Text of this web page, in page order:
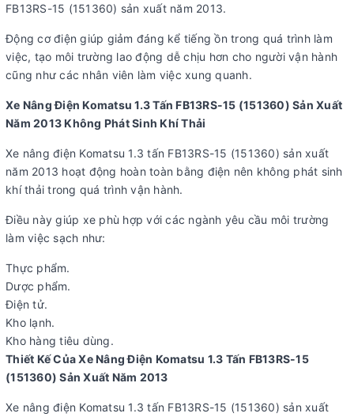
FB13RS-15 (151360) sản xuất năm 2013.
Động cơ điện giúp giảm đáng kể tiếng ồn trong quá trình làm
việc, tạo môi trường lao động dễ chịu hơn cho người vận hành
cũng như các nhân viên làm việc xung quanh.
Xe Nâng Điện Komatsu 1.3 Tấn FB13RS-15 (151360) Sản Xuất
Năm 2013 Không Phát Sinh Khí Thải
Xe nâng điện Komatsu 1.3 tấn FB13RS-15 (151360) sản xuất
năm 2013 hoạt động hoàn toàn bằng điện nên không phát sinh
khí thải trong quá trình vận hành.
Điều này giúp xe phù hợp với các ngành yêu cầu môi trường
làm việc sạch như:
Thực phẩm.
Dược phẩm.
Điện tử.
Kho lạnh.
Kho hàng tiêu dùng.
Thiết Kế Của Xe Nâng Điện Komatsu 1.3 Tấn FB13RS-15
(151360) Sản Xuất Năm 2013
Xe nâng điện Komatsu 1.3 tấn FB13RS-15 (151360) sản xuất